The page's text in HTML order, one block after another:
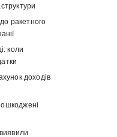
ракетного
коли
доходів